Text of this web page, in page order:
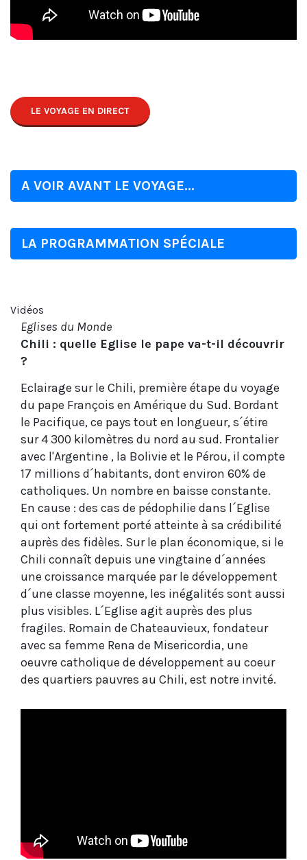
LE VOYAGE EN DIRECT
A VOIR AVANT LE VOYAGE...
LA PROGRAMMATION SPÉCIALE
Vidéos
Eglises du Monde
Chili : quelle Eglise le pape va-t-il découvrir
?
Eclairage sur le Chili, première étape du voyage
du pape François en Amérique du Sud. Bordant
le Pacifique, ce pays tout en longueur, s´étire
sur 4 300 kilomètres du nord au sud. Frontalier
avec l'Argentine , la Bolivie et le Pérou, il compte
17 millions d´habitants, dont environ 60% de
catholiques. Un nombre en baisse constante.
En cause : des cas de pédophilie dans l´Eglise
qui ont fortement porté atteinte à sa crédibilité
auprès des fidèles. Sur le plan économique, si le
Chili connaît depuis une vingtaine d´années
une croissance marquée par le développement
d´une classe moyenne, les inégalités sont aussi
plus visibles. L´Eglise agit auprès des plus
fragiles. Romain de Chateauvieux, fondateur
avec sa femme Rena de Misericordia, une
oeuvre catholique de développement au coeur
des quartiers pauvres au Chili, est notre invité.